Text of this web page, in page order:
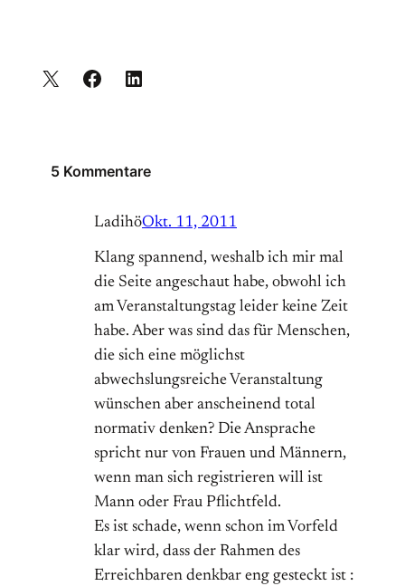
5 Kommentare
LadihöOkt. 11, 2011
Klang spannend, weshalb ich mir mal
die Seite angeschaut habe, obwohl ich
am Veranstaltungstag leider keine Zeit
habe. Aber was sind das für Menschen,
die sich eine möglichst
abwechslungsreiche Veranstaltung
wünschen aber anscheinend total
normativ denken? Die Ansprache
spricht nur von Frauen und Männern,
wenn man sich registrieren will ist
Mann oder Frau Pflichtfeld.
Es ist schade, wenn schon im Vorfeld
klar wird, dass der Rahmen des
Erreichbaren denkbar eng gesteckt ist :